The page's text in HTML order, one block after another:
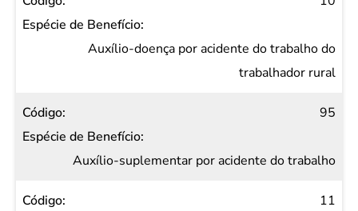
Auxílio-doença por acidente do trabalho do
trabalhador rural
95
Auxílio-suplementar por acidente do trabalho
11